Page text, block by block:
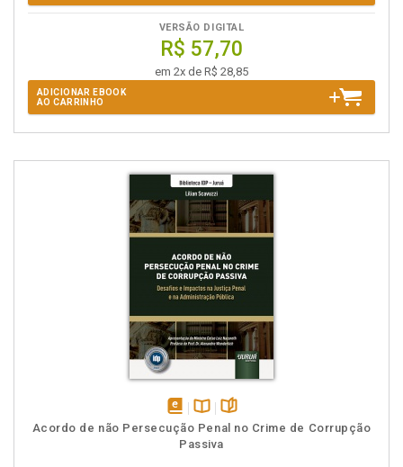
VERSÃO DIGITAL
R$ 57,70
em 2x de R$ 28,85
ADICIONAR EBOOK
AO CARRINHO
disponível
em
Disponível
na
páginas
Acordo de não Persecução Penal no Crime de Corrupção
Passiva